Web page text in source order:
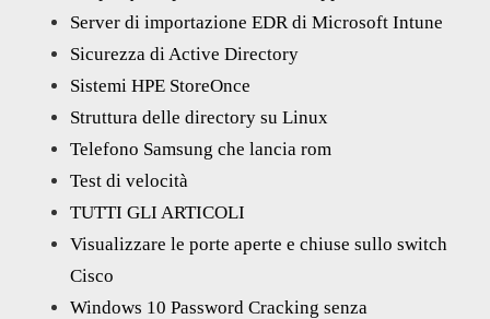
Server di importazione EDR di Microsoft Intune
Sicurezza di Active Directory
Sistemi HPE StoreOnce
Struttura delle directory su Linux
Telefono Samsung che lancia rom
Test di velocità
TUTTI GLI ARTICOLI
Visualizzare le porte aperte e chiuse sullo switch
Cisco
Windows 10 Password Cracking senza